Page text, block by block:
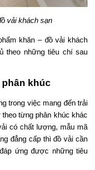
vải khách sạn
khăn – đồ vải khách
theo những tiêu chí sau
khúc
trong việc mang đến trải
từng phân khúc khác
có chất lượng, mẫu mã
đẳng cấp thì đồ vải cần
ứng được những tiêu